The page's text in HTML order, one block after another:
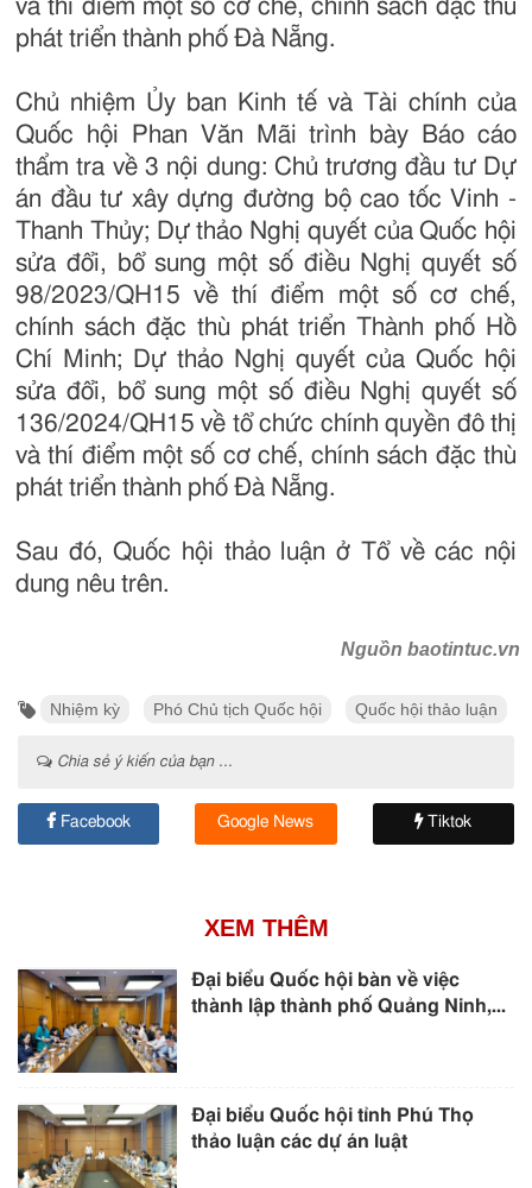
và thí điểm một số cơ chế, chính sách đặc thù
phát triển thành phố Đà Nẵng.
Chủ nhiệm Ủy ban Kinh tế và Tài chính của
Quốc hội Phan Văn Mãi trình bày Báo cáo
thẩm tra về 3 nội dung: Chủ trương đầu tư Dự
án đầu tư xây dựng đường bộ cao tốc Vinh -
Thanh Thủy; Dự thảo Nghị quyết của Quốc hội
sửa đổi, bổ sung một số điều Nghị quyết số
98/2023/QH15 về thí điểm một số cơ chế,
chính sách đặc thù phát triển Thành phố Hồ
Chí Minh; Dự thảo Nghị quyết của Quốc hội
sửa đổi, bổ sung một số điều Nghị quyết số
136/2024/QH15 về tổ chức chính quyền đô thị
và thí điểm một số cơ chế, chính sách đặc thù
phát triển thành phố Đà Nẵng.
Sau đó, Quốc hội thảo luận ở Tổ về các nội
dung nêu trên.
Nguồn baotintuc.vn
Nhiệm kỳ Phó Chủ tịch Quốc hội Quốc hội thảo luận
Chia sẻ ý kiến của bạn ...
Facebook Google News Tiktok
XEM THÊM
Đại biểu Quốc hội bàn về việc
thành lập thành phố Quảng Ninh,...
Đại biểu Quốc hội tỉnh Phú Thọ
thảo luận các dự án luật